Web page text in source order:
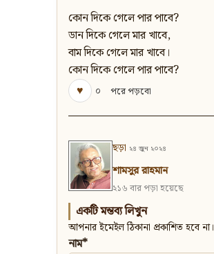
কোন দিকে গেলে পার পাবে?
ডান দিকে গেলে মার খাবে,
বাম দিকে গেলে মার খাবে।
কোন দিকে গেলে পার পাবে?
♥
০ পরে পড়বো
ছড়া ২৪ জুন ২০২৪
শামসুর রাহমান
২১৬ বার পড়া হয়েছে
একটি মন্তব্য লিখুন
আপনার ইমেইল ঠিকানা প্রকাশিত হবে না।
নাম*